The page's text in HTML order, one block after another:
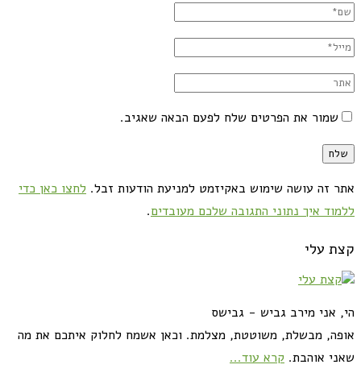
שמור את הפרטים שלח לפעם הבאה שאגיב.
אתר זה עושה שימוש באקיזמט למניעת הודעות זבל. לחצו כאן כדי
ללמוד איך נתוני התגובה שלכם מעובדים.
קצת עלי
הי, אני מירב גביש - גבישס
אופה, מבשלת, משוטטת, מצלמת. וכאן אשמח לחלוק איתכם את מה
שאני אוהבת. קרא עוד...